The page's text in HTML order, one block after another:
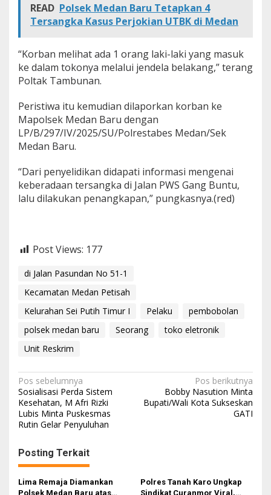
READ Polsek Medan Baru Tetapkan 4
Tersangka Kasus Perjokian UTBK di Medan
“Korban melihat ada 1 orang laki-laki yang masuk
ke dalam tokonya melalui jendela belakang,” terang
Poltak Tambunan.
Peristiwa itu kemudian dilaporkan korban ke
Mapolsek Medan Baru dengan
LP/B/297/IV/2025/SU/Polrestabes Medan/Sek
Medan Baru.
“Dari penyelidikan didapati informasi mengenai
keberadaan tersangka di Jalan PWS Gang Buntu,
lalu dilakukan penangkapan,” pungkasnya.(red)
Post Views: 177
di Jalan Pasundan No 51-1
Kecamatan Medan Petisah
Kelurahan Sei Putih Timur I
Pelaku
pembobolan
polsek medan baru
Seorang
toko eletronik
Unit Reskrim
N
a
v
g
a
s
Pos sebelumnya
Sosialisasi Perda Sistem
Kesehatan, M Afri Rizki
Lubis Minta Puskesmas
Rutin Gelar Penyuluhan
Pos berikutnya
Bobby Nasution Minta
Bupati/Wali Kota Sukseskan
GATI
Posting Terkait
Lima Remaja Diamankan
Polsek Medan Baru atas
Polres Tanah Karo Ungkap
Sindikat Curanmor Viral,